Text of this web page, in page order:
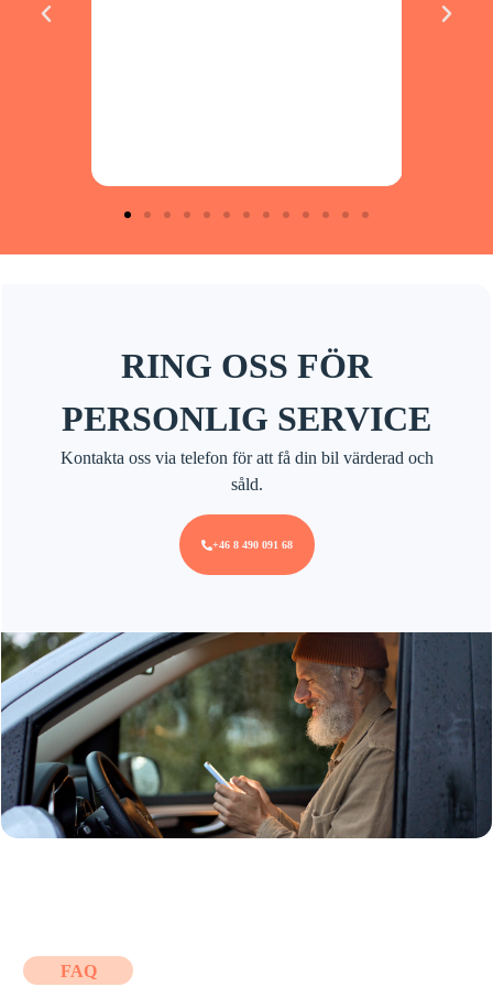
RING OSS FÖR
PERSONLIG SERVICE
Kontakta oss via telefon för att få din bil värderad och
såld.
+46 8 490 091 68
FAQ